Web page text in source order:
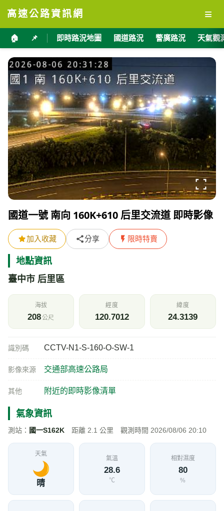
高速公路資訊網 ≡
🏠 📌 即時路況地圖 國道路況 警廣路況 天氣觀
國道一號 南向 160K+610 后里交流道 即時影像
加入收藏 分享 限時特賣
地點資訊
臺中市 后里區
海拔
208公尺
經度
120.7012
緯度
24.3139
識別碼 CCTV-N1-S-160-O-SW-1
影像來源 交通部高速公路局
其他 附近的即時影像清單
氣象資訊
測站： 國一S162K 距離 2.1 公里 觀測時間 2026/08/06 20:10
天氣
晴
氣溫
28.6
℃
相對濕度
80
%